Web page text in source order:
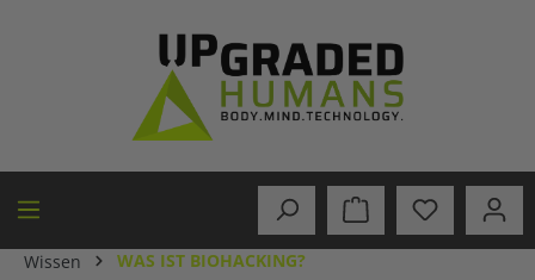
Wissen WAS IST BIOHACKING?